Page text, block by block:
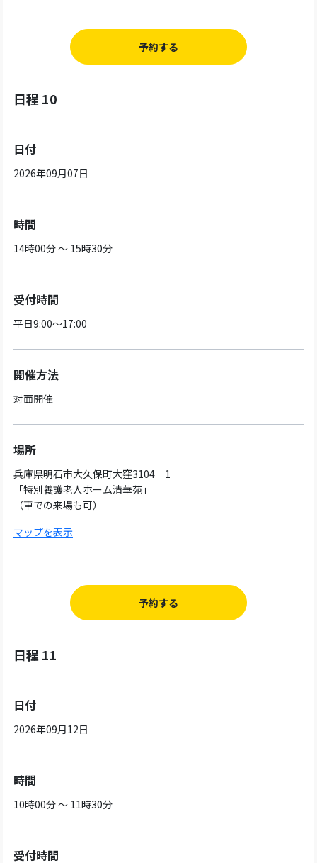
予約する
日程 10
日付
2026年09月07日
時間
14時00分 ～ 15時30分
受付時間
平日9:00～17:00
開催方法
対面開催
場所
兵庫県明石市大久保町大窪3104‐1
「特別養護老人ホーム清華苑」
（車での来場も可）
マップを表示
予約する
日程 11
日付
2026年09月12日
時間
10時00分 ～ 11時30分
受付時間